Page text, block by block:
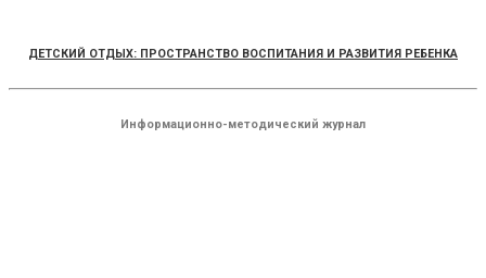
ДЕТСКИЙ ОТДЫХ: ПРОСТРАНСТВО ВОСПИТАНИЯ И РАЗВИТИЯ РЕБЕНКА
Информационно-методический журнал